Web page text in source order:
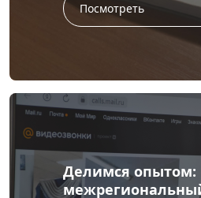
Посмотреть
Делимся опытом: